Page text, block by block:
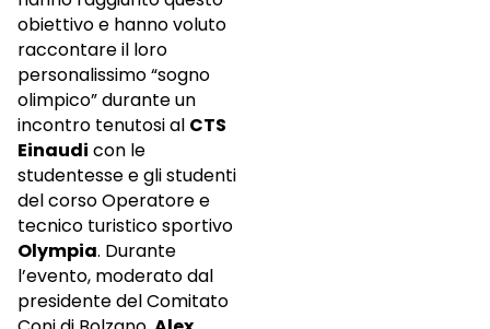
obiettivo e hanno voluto
raccontare il loro
personalissimo “sogno
olimpico” durante un
incontro tenutosi al CTS
Einaudi con le
studentesse e gli studenti
del corso Operatore e
tecnico turistico sportivo
Olympia. Durante
l’evento, moderato dal
presidente del Comitato